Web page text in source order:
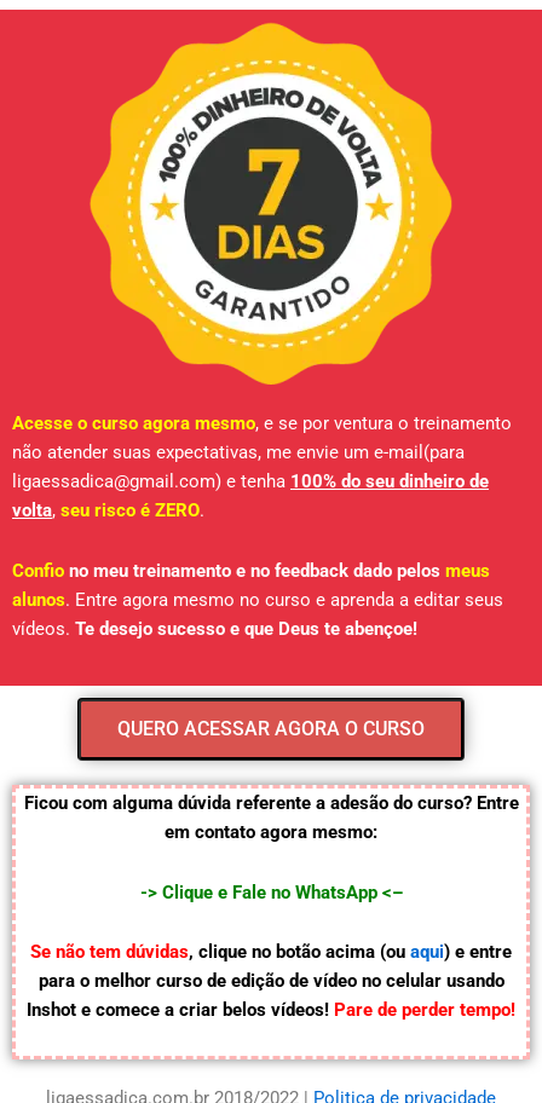
Acesse o curso agora mesmo, e se por ventura o treinamento
não atender suas expectativas, me envie um e-mail(para
ligaessadica@gmail.com) e tenha 100% do seu dinheiro de
volta, seu risco é ZERO.
Confio no meu treinamento e no feedback dado pelos meus
alunos. Entre agora mesmo no curso e aprenda a editar seus
vídeos. Te desejo sucesso e que Deus te abençoe!
QUERO ACESSAR AGORA O CURSO
Ficou com alguma dúvida referente a adesão do curso? Entre
em contato agora mesmo:
-> Clique e Fale no WhatsApp <–
Se não tem dúvidas, clique no botão acima (ou aqui) e entre
para o melhor curso de edição de vídeo no celular usando
Inshot e comece a criar belos vídeos! Pare de perder tempo!
ligaessadica.com.br 2018/2022 | Politica de privacidade